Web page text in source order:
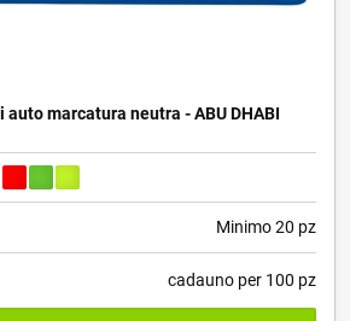
marcatura neutra - ABU DHABI
Minimo 20 pz
cadauno per 100 pz